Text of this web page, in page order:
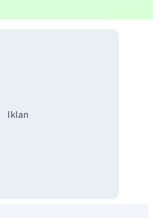
Iklan